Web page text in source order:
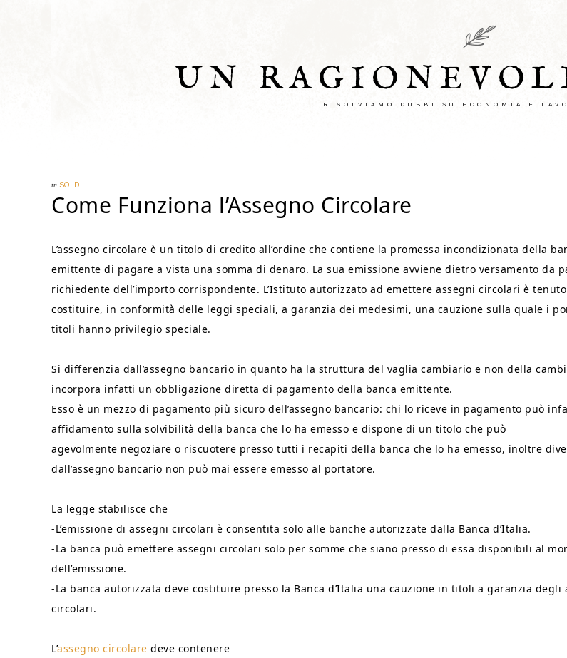
UN
RISOLVIAMO DUBBI SU ECONOMIA E
in SOLDI
Come Funziona l’Assegno Circolare
L’assegno circolare è un titolo di credito all’ordine che contiene la promessa incondizionata della
emittente di pagare a vista una somma di denaro. La sua emissione avviene dietro versamento da
richiedente dell’importo corrispondente. L’Istituto autorizzato ad emettere assegni circolari è
costituire, in conformità delle leggi speciali, a garanzia dei medesimi, una cauzione sulla quale i
titoli hanno privilegio speciale.
Si differenzia dall’assegno bancario in quanto ha la struttura del vaglia cambiario e non della
incorpora infatti un obbligazione diretta di pagamento della banca emittente.
Esso è un mezzo di pagamento più sicuro dell’assegno bancario: chi lo riceve in pagamento può
affidamento sulla solvibilità della banca che lo ha emesso e dispone di un titolo che può
agevolmente negoziare o riscuotere presso tutti i recapiti della banca che lo ha emesso, inoltre
dall’assegno bancario non può mai essere emesso al portatore.
La legge stabilisce che
-L’emissione di assegni circolari è consentita solo alle banche autorizzate dalla Banca d’Italia.
-La banca può emettere assegni circolari solo per somme che siano presso di essa disponibili al
dell’emissione.
-La banca autorizzata deve costituire presso la Banca d’Italia una cauzione in titoli a garanzia degli
circolari.
L’assegno circolare deve contenere